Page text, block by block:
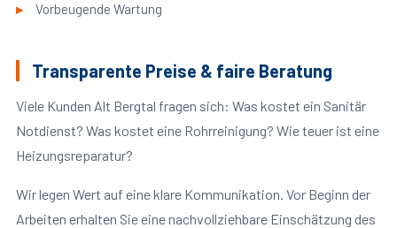
Vorbeugende Wartung
Transparente Preise & faire Beratung
Viele Kunden Alt Bergtal fragen sich: Was kostet ein Sanitär
Notdienst? Was kostet eine Rohrreinigung? Wie teuer ist eine
Heizungsreparatur?
Wir legen Wert auf eine klare Kommunikation. Vor Beginn der
Arbeiten erhalten Sie eine nachvollziehbare Einschätzung des